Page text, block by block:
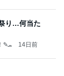
り…何当た
高校生Dヲタ Ꭰ-ᎮꭵꭹꭴのDisneyにっき！！✎ܚ 14日前